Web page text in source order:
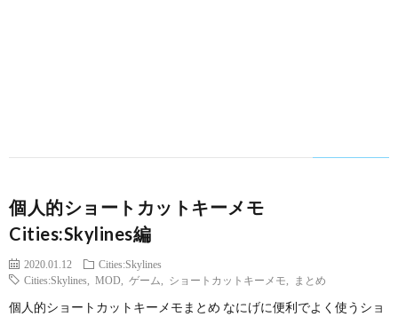
個人的ショートカットキーメモ
Cities:Skylines編
2020.01.12
Cities:Skylines
Cities:Skylines
MOD ゲーム ショートカットキーメモ まとめ
個人的ショートカットキーメモまとめ なにげに便利でよく使うショ